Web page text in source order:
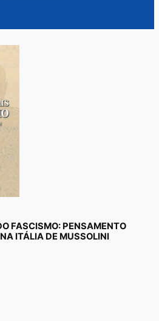
FASCISMO: PENSAMENTO
ITÁLIA DE MUSSOLINI